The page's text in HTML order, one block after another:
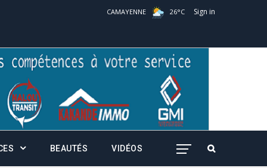
CAMAYENNE 26°C Sign in
BEAUTÉS VIDÉOS